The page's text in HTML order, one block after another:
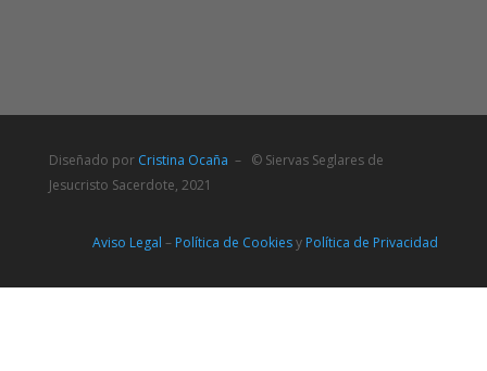
Diseñado por Cristina Ocaña – © Siervas Seglares de
Jesucristo Sacerdote, 2021
Aviso Legal – Política de Cookiesy Política de Privacidad